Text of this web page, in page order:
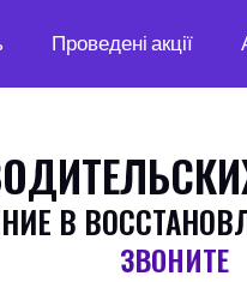
Проведені акції
В
ЗВОНИТЕ